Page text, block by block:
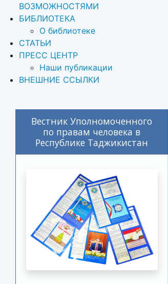
ВОЗМОЖНОСТЯМИ
БИБЛИОТЕКА
О библиотеке
СТАТЬИ
ПРЕСС ЦЕНТР
Наши публикации
ВНЕШНИЕ ССЫЛКИ
Вестник Уполномоченного
по правам человека в
Республике Таджикистан